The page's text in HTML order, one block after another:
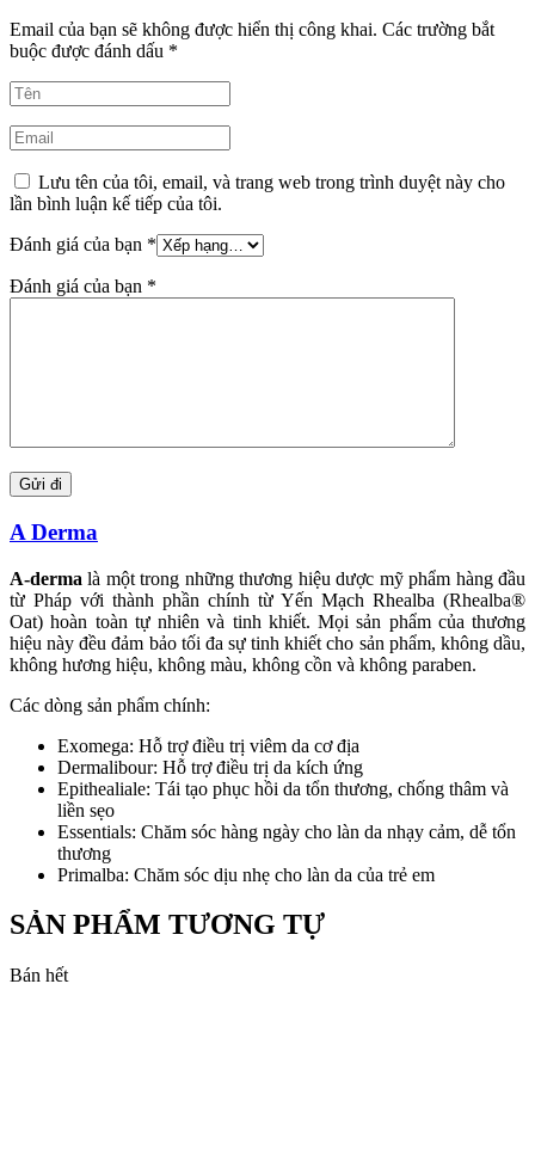
Email của bạn sẽ không được hiển thị công khai. Các trường bắt
buộc được đánh dấu *
Lưu tên của tôi, email, và trang web trong trình duyệt này cho
lần bình luận kế tiếp của tôi.
Đánh giá của bạn *
Đánh giá của bạn *
A Derma
A-derma là một trong những thương hiệu dược mỹ phẩm hàng đầu
từ Pháp với thành phần chính từ Yến Mạch Rhealba (Rhealba®
Oat) hoàn toàn tự nhiên và tinh khiết. Mọi sản phẩm của thương
hiệu này đều đảm bảo tối đa sự tinh khiết cho sản phẩm, không dầu,
không hương hiệu, không màu, không cồn và không paraben.
Các dòng sản phẩm chính:
Exomega: Hỗ trợ điều trị viêm da cơ địa
Dermalibour: Hỗ trợ điều trị da kích ứng
Epithealiale: Tái tạo phục hồi da tổn thương, chống thâm và
liền sẹo
Essentials: Chăm sóc hàng ngày cho làn da nhạy cảm, dễ tổn
thương
Primalba: Chăm sóc dịu nhẹ cho làn da của trẻ em
SẢN PHẨM TƯƠNG TỰ
Bán hết